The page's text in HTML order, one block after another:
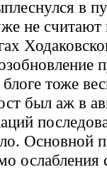
в
не
тоже
был аж в
Основной
ослабления